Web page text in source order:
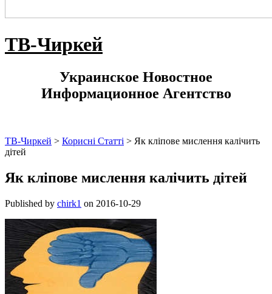
ТВ-Чиркей
Украинское Новостное
Информационное Агентство
ТВ-Чиркей > Корисні Статті > Як кліпове мислення калічить
дітей
Як кліпове мислення калічить дітей
Published by chirk1 on 2016-10-29